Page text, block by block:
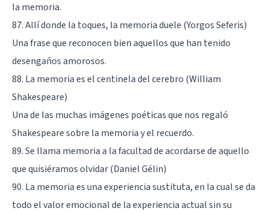
la memoria.
87. Allí donde la toques, la memoria duele (Yorgos Seferis)
Una frase que reconocen bien aquellos que han tenido
desengaños amorosos.
88. La memoria es el centinela del cerebro (William
Shakespeare)
Una de las muchas imágenes poéticas que nos regaló
Shakespeare sobre la memoria y el recuerdo.
89. Se llama memoria a la facultad de acordarse de aquello
que quisiéramos olvidar (Daniel Gélin)
90. La memoria es una experiencia sustituta, en la cual se da
todo el valor emocional de la experiencia actual sin su